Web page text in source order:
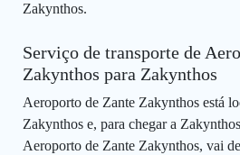
Zakynthos.
Serviço de transporte de
Zakynthos para Zakynthos
Aeroporto de Zante Zakynthos está
Zakynthos e, para chegar a
Aeroporto de Zante Zakynthos, vai